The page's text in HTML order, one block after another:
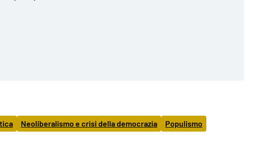
Neoliberalismo e crisi della democrazia
Populismo